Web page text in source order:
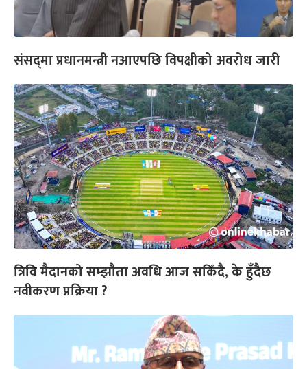
संसद्‌मा प्रधानमन्त्री नआएपछि विपक्षीको अवरोध जारी
त्रिवि मैदानको सम्झौता अवधि आज सकिँदै, के हुँदैछ
नवीकरण प्रक्रिया ?